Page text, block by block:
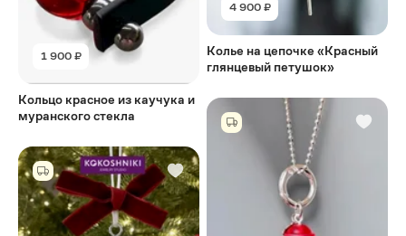
1 900 ₽
Кольцо красное из каучука и
муранского стекла
4 900 ₽
Колье на цепочке «Красный
глянцевый петушок»